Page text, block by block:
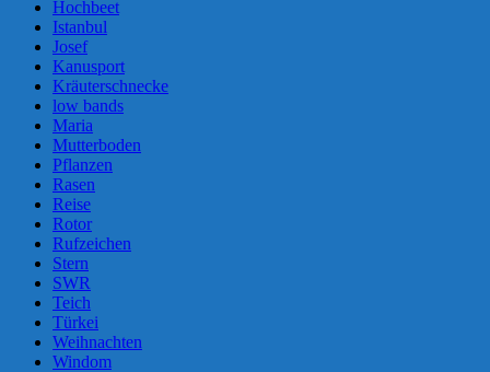
Hochbeet
Istanbul
Josef
Kanusport
Kräuterschnecke
low bands
Maria
Mutterboden
Pflanzen
Rasen
Reise
Rotor
Rufzeichen
Stern
SWR
Teich
Türkei
Weihnachten
Windom